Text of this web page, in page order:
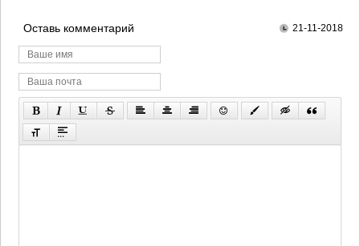
Оставь комментарий 21-11-2018